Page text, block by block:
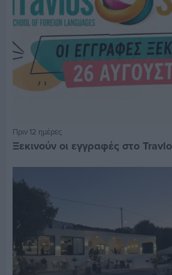
Πριν 12 ημέρες
Ξεκινούν οι εγγραφές στο